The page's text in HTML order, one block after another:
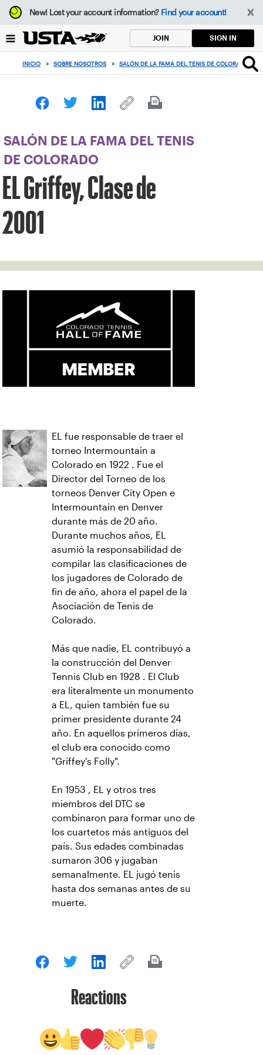
Enfoque
desde
botón
volver
principio
New!Lost your account information? Find your account!
JOIN SIGN IN
INICIO > SOBRE NOSOTROS > SALÓN DE LA FAMA DEL TENIS DE COLORADO >
SALÓN DE LA FAMA DEL TENIS
DE COLORADO
EL Griffey, Clase de
2001
EL fue responsable de traer el
torneo Intermountain a
Colorado en 1922 . Fue el
Director del Torneo de los
torneos Denver City Open e
Intermountain en Denver
durante más de 20 año.
Durante muchos años, EL
asumió la responsabilidad de
compilar las clasificaciones de
los jugadores de Colorado de
fin de año, ahora el papel de la
Asociación de Tenis de
Colorado.
Más que nadie, EL contribuyó a
la construcción del Denver
Tennis Club en 1928 . El Club
era literalmente un monumento
a EL, quien también fue su
primer presidente durante 24
año. En aquellos primeros días,
el club era conocido como
"Griffey's Folly".
En 1953 , EL y otros tres
miembros del DTC se
combinaron para formar uno de
los cuartetos más antiguos del
país. Sus edades combinadas
sumaron 306 y jugaban
semanalmente. EL jugó tenis
hasta dos semanas antes de su
muerte.
Reactions